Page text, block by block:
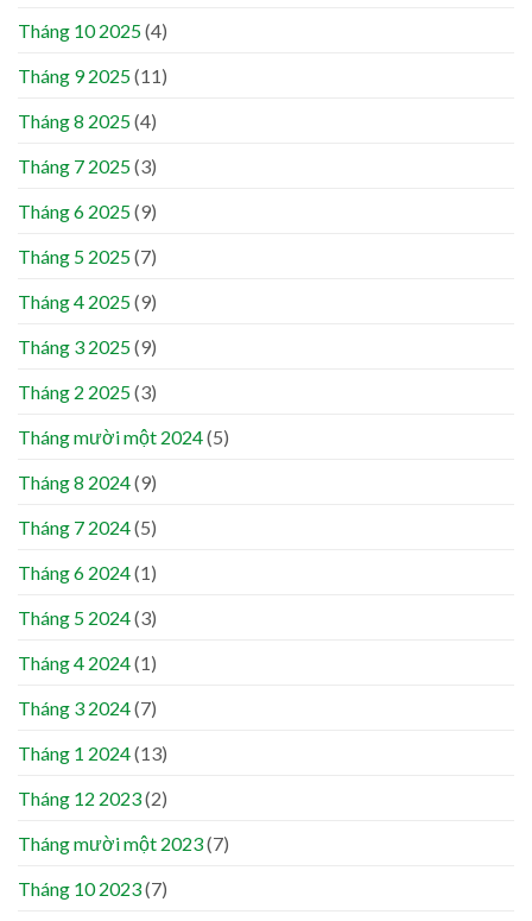
Tháng 10 2025(4)
Tháng 9 2025(11)
Tháng 8 2025(4)
Tháng 7 2025(3)
Tháng 6 2025(9)
Tháng 5 2025(7)
Tháng 4 2025(9)
Tháng 3 2025(9)
Tháng 2 2025(3)
Tháng mười một 2024(5)
Tháng 8 2024(9)
Tháng 7 2024(5)
Tháng 6 2024(1)
Tháng 5 2024(3)
Tháng 4 2024(1)
Tháng 3 2024(7)
Tháng 1 2024(13)
Tháng 12 2023(2)
Tháng mười một 2023(7)
Tháng 10 2023(7)